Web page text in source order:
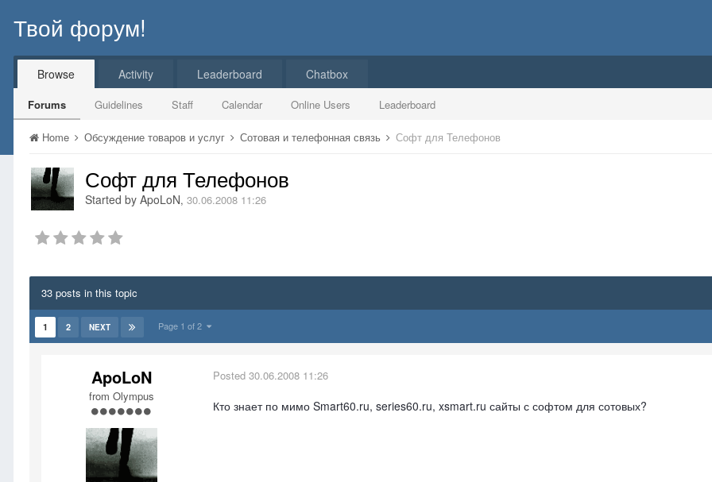
Твой форум!
Browse
Forums Guidelines Staff Calendar Online Users Leaderboard
Activity Leaderboard Chatbox
Home Обсуждение товаров и услуг Сотовая и телефонная связь Софт для Телефонов
Софт для Телефонов
Started by ApoLoN, 30.06.2008 11:26
33 posts in this topic
1 2 NEXT Page 1 of 2
ApoLoN
from Olympus
Posted 30.06.2008 11:26
Кто знает по мимо Smart60.ru, series60.ru, xsmart.ru сайты с софтом для сотовых?